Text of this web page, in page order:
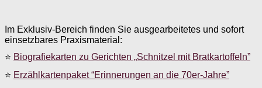
Im Exklusiv-Bereich finden Sie ausgearbeitetes und sofort
einsetzbares Praxismaterial:
⭐ Biografiekarten zu Gerichten „Schnitzel mit Bratkartoffeln”
⭐ Erzählkartenpaket “Erinnerungen an die 70er-Jahre”